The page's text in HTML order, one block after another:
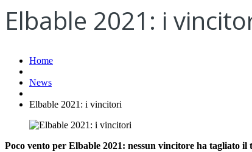
Elbable 2021: i
Home
News
Elbable 2021: i vincitori
Poco vento per Elbable 2021: nessun vincitore ha tagliato